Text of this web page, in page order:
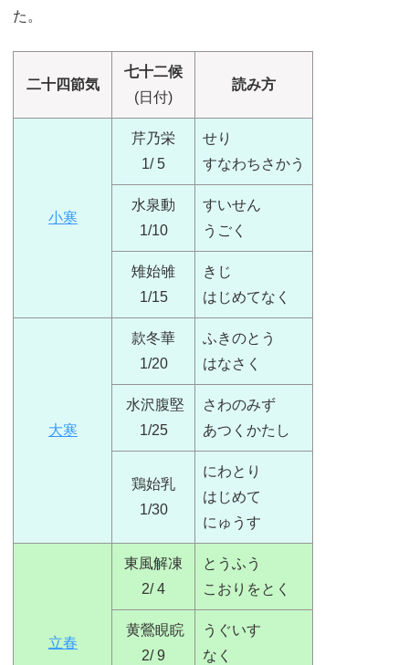
た。
二十四節気
七十二候
(日付)
読み方
小寒
芹乃栄
1/ 5
せり
すなわちさかう
水泉動
1/10
すいせん
うごく
雉始雊
1/15
きじ
はじめてなく
大寒
款冬華
1/20
ふきのとう
はなさく
水沢腹堅
1/25
さわのみず
あつくかたし
鶏始乳
1/30
にわとり
はじめて
にゅうす
立春
東風解凍
2/ 4
とうふう
こおりをとく
黄鶯睍睆
2/ 9
うぐいす
なく